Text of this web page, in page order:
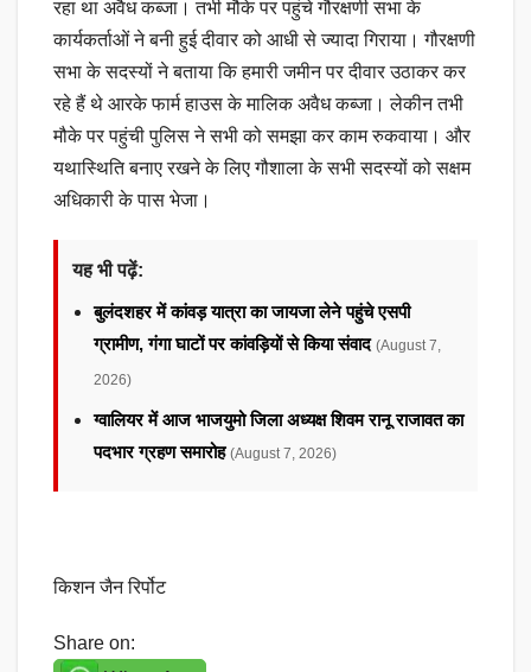
रहा था अवैध कब्जा। तभी मौके पर पहुंचे गौरक्षणी सभा के
कार्यकर्ताओं ने बनी हुई दीवार को आधी से ज्यादा गिराया। गौरक्षणी
सभा के सदस्यों ने बताया कि हमारी जमीन पर दीवार उठाकर कर
रहे हैं थे आरके फार्म हाउस के मालिक अवैध कब्जा। लेकीन तभी
मौके पर पहुंची पुलिस ने सभी को समझा कर काम रुकवाया। और
यथास्थिति बनाए रखने के लिए गौशाला के सभी सदस्यों को सक्षम
अधिकारी के पास भेजा।
यह भी पढ़ें:
बुलंदशहर में कांवड़ यात्रा का जायजा लेने पहुंचे एसपी
ग्रामीण, गंगा घाटों पर कांवड़ियों से किया संवाद (August 7,
2026)
ग्वालियर में आज भाजयुमो जिला अध्यक्ष शिवम रानू राजावत का
पदभार ग्रहण समारोह (August 7, 2026)
किशन जैन रिर्पोट
Share on: